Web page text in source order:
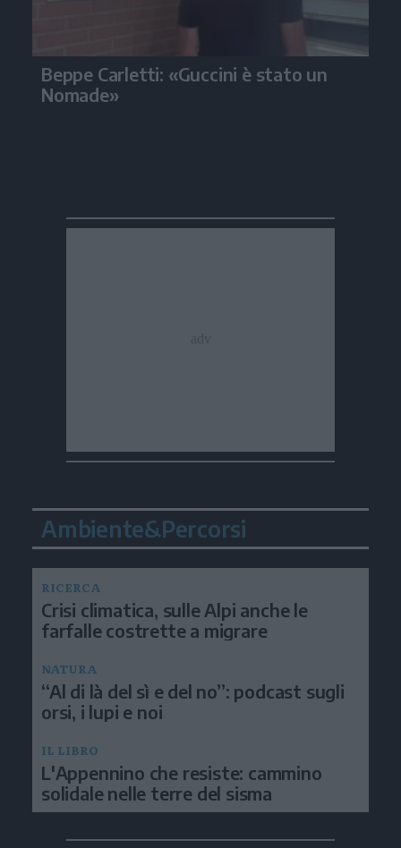
Beppe Carletti: «Guccini è stato un
Nomade»
Ambiente&Percorsi
RICERCA
Crisi climatica, sulle Alpi anche le
farfalle costrette a migrare
NATURA
“Al di là del sì e del no”: podcast sugli
orsi, i lupi e noi
IL LIBRO
L'Appennino che resiste: cammino
solidale nelle terre del sisma